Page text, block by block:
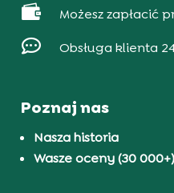
 Możesz zapłacić
 Obsługa klienta
Poznaj nas
Nasza historia
Wasze oceny (30 000+)